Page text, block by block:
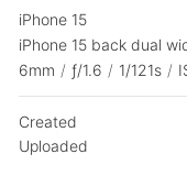
iPhone 15
iPhone 15 back dual
6mm / ƒ/1.6 / 1/121s /
Created
Uploaded